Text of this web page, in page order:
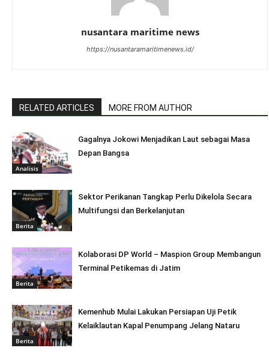
nusantara maritime news
https://nusantaramaritimenews.id/
RELATED ARTICLES MORE FROM AUTHOR
Analisis
Gagalnya Jokowi Menjadikan Laut sebagai Masa
Depan Bangsa
Berita
Sektor Perikanan Tangkap Perlu Dikelola Secara
Multifungsi dan Berkelanjutan
Berita
Kolaborasi DP World – Maspion Group Membangun
Terminal Petikemas di Jatim
Berita
Kemenhub Mulai Lakukan Persiapan Uji Petik
Kelaiklautan Kapal Penumpang Jelang Nataru